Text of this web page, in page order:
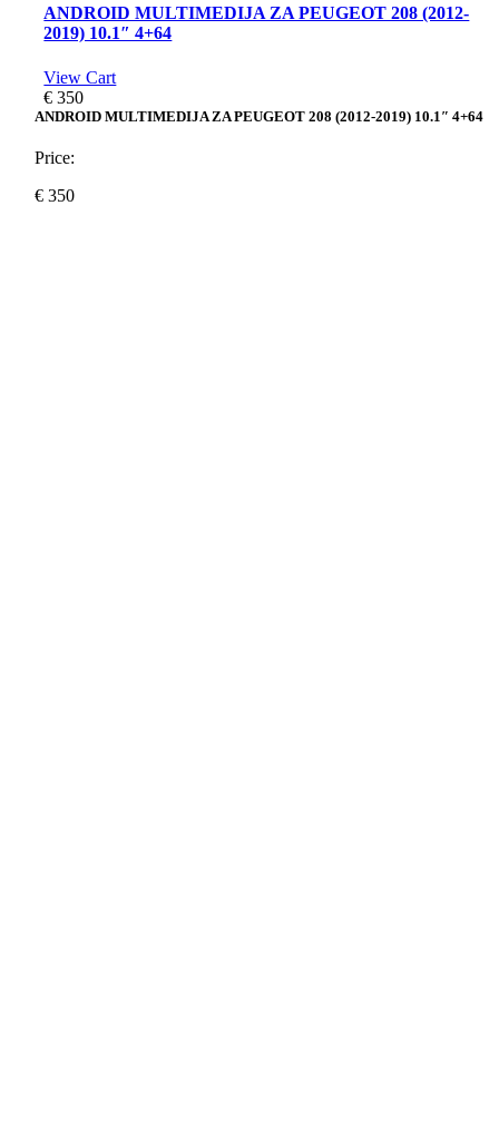
ANDROID MULTIMEDIJA ZA PEUGEOT 208 (2012-
2019) 10.1″ 4+64
View Cart
€ 350
ANDROID MULTIMEDIJA ZA PEUGEOT 208 (2012-2019) 10.1″ 4+64
Price:
€ 350